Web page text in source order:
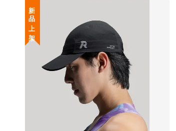
新 品 上 架